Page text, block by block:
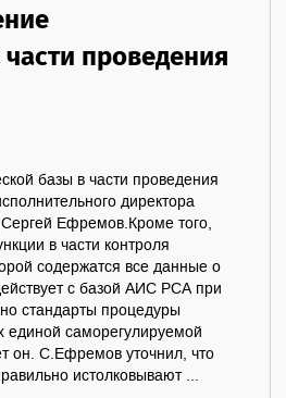
проведения
базы в части проведения
директора
Ефремов.Кроме того,
в части контроля
содержатся все данные о
с базой АИС РСА при
стандарты процедуры
единой саморегулируемой
он. С.Ефремов уточнил, что
истолковывают ...